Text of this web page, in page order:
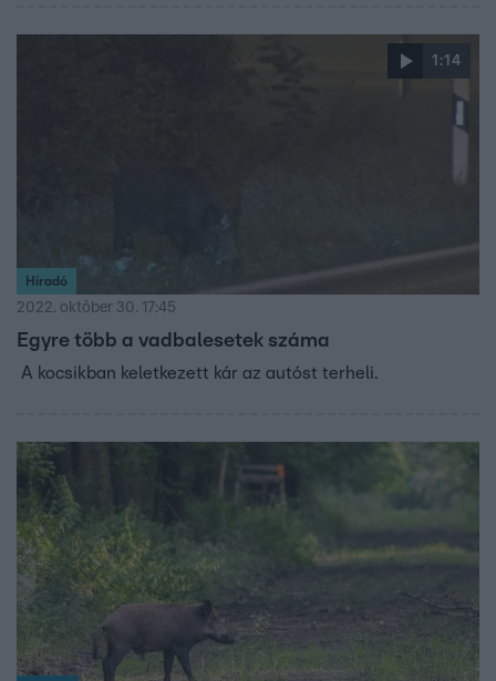
1:14
Híradó
2022. október 30. 17:45
Egyre több a vadbalesetek száma
A kocsikban keletkezett kár az autóst terheli.